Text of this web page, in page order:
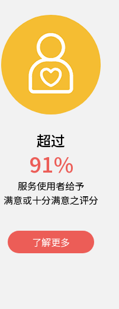
超过
91%
服务使用者给予
满意或十分满意之评分
了解更多